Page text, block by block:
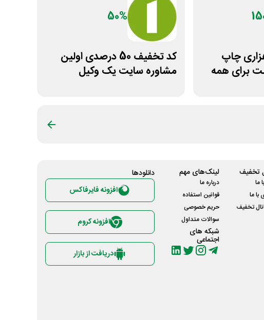
150 هزاری چاپ
برای همه
50%
کد تخفیف 50 درصدی اولین
مشاوره سایت یک وکیل
تخفیف
ما
با ما
تخفیف
لینک‌های مهم
درباره ما
قوانین استفاده
حریم خصوصی
سوالات متداول
شبکه های
اجتماعی
دانلود‌ها
افزونه فایرفاکس
افزونه کروم
دریافت از بازار